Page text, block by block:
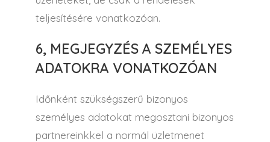
teljesítésére vonatkozóan.
6, MEGJEGYZÉS A SZEMÉLYES
ADATOKRA VONATKOZÓAN
Időnként szükségszerű bizonyos
személyes adatokat megosztani bizonyos
partnereinkkel a normál üzletmenet